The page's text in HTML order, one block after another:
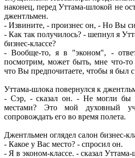
наконец, перед Уттама-шлокой не
джентльмен.
- Извините, - произнес он, - Но Вы
- Как так получилось? - шепнул я
бизнес-классе?
- Вообще-то, я в "эконом", -
посмотрим, может быть, мне что-то
что Вы предпочитаете, чтобы я был
Уттама-шлока повернулся к
- Сэр, - сказал он. - Не могли бы
местами? Это мой духовный
сопровождать его во время полета.
Джентльмен оглядел салон бизнес-
- Какое у Вас место? - спросил он.
- Я в эконом-классе. - сказал